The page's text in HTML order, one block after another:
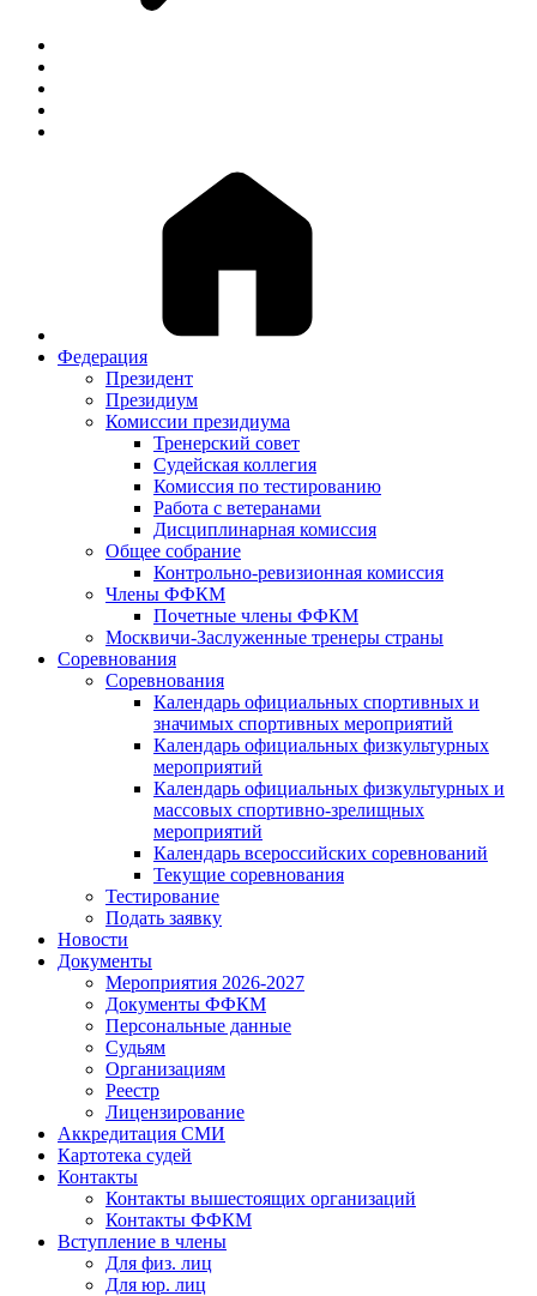
Федерация
Президент
Президиум
Комиссии президиума
Тренерский совет
Судейская коллегия
Комиссия по тестированию
Работа с ветеранами
Дисциплинарная комиссия
Общее собрание
Контрольно-ревизионная комиссия
Члены ФФКМ
Почетные члены ФФКМ
Москвичи-Заслуженные тренеры страны
Соревнования
Соревнования
Календарь официальных спортивных и
значимых спортивных мероприятий
Календарь официальных физкультурных
мероприятий
Календарь официальных физкультурных и
массовых спортивно-зрелищных
мероприятий
Календарь всероссийских соревнований
Текущие соревнования
Тестирование
Подать заявку
Новости
Документы
Мероприятия 2026-2027
Документы ФФКМ
Персональные данные
Судьям
Организациям
Реестр
Лицензирование
Аккредитация СМИ
Картотека судей
Контакты
Контакты вышестоящих организаций
Контакты ФФКМ
Вступление в члены
Для физ. лиц
Для юр. лиц